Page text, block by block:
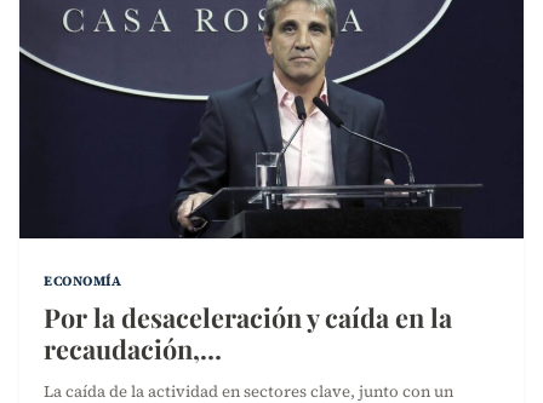
ECONOMÍA
Por la desaceleración y caída en la
recaudación,…
La caída de la actividad en sectores clave, junto con un